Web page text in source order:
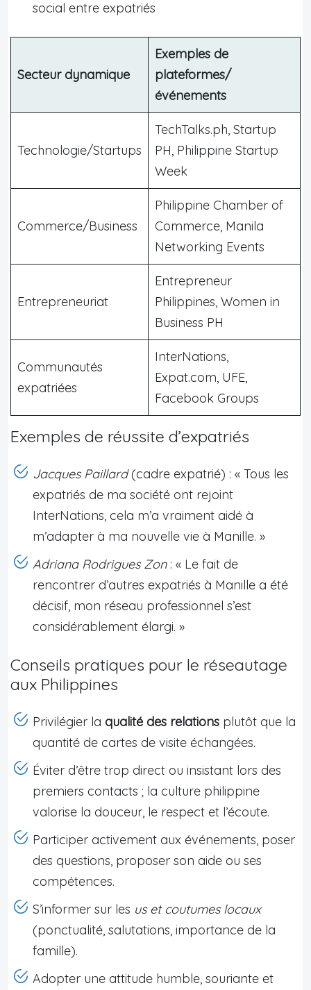
social entre expatriés
Secteur dynamique
Exemples de
plateformes/
événements
Technologie/Startups
TechTalks.ph, Startup
PH, Philippine Startup
Week
Commerce/Business
Philippine Chamber of
Commerce, Manila
Networking Events
Entrepreneuriat
Entrepreneur
Philippines, Women in
Business PH
Communautés
expatriées
InterNations,
Expat.com, UFE,
Facebook Groups
Exemples de réussite d’expatriés
Jacques Paillard(cadre expatrié) : « Tous les
expatriés de ma société ont rejoint
InterNations, cela m’a vraiment aidé à
m’adapter à ma nouvelle vie à Manille. »
Adriana Rodrigues Zon: « Le fait de
rencontrer d’autres expatriés à Manille a été
décisif, mon réseau professionnel s’est
considérablement élargi. »
Conseils pratiques pour le réseautage
aux Philippines
Privilégier la qualité des relations plutôt que la
quantité de cartes de visite échangées.
Éviter d’être trop direct ou insistant lors des
premiers contacts ; la culture philippine
valorise la douceur, le respect et l’écoute.
Participer activement aux événements, poser
des questions, proposer son aide ou ses
compétences.
S’informer sur les us et coutumes locaux
(ponctualité, salutations, importance de la
famille).
Adopter une attitude humble, souriante et